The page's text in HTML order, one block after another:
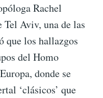
Rachel
Tel Aviv, una de las
que los hallazgos
del Homo
donde se
‘clásicos’ que